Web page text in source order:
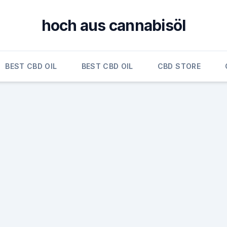
hoch aus cannabisöl
BEST CBD OIL BEST CBD OIL CBD STORE